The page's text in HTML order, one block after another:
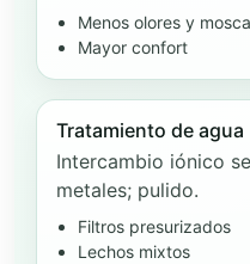
Menos olores y
Mayor confort
Tratamiento de agua
Intercambio iónico
metales; pulido.
Filtros presurizados
Lechos mixtos